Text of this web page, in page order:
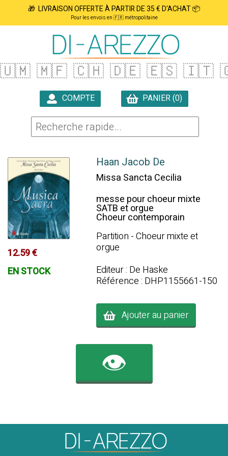
🎁 LIVRAISON OFFERTE À PARTIR DE 35 € D'ACHAT 📦
Pour les envois en 🇫🇷 métropolitaine
🇺🇲 🇲🇫 🇨🇭 🇩🇪 🇪🇸 🇮🇹
COMPTE
PANIER (0)
12.59 €
EN STOCK
Haan Jacob De
Missa Sancta Cecilia
messe pour choeur mixte
SATB et orgue
Choeur contemporain
Partition - Choeur mixte et
orgue
Editeur : De Haske
Référence : DHP1155661-150
Ajouter au panier
👁️